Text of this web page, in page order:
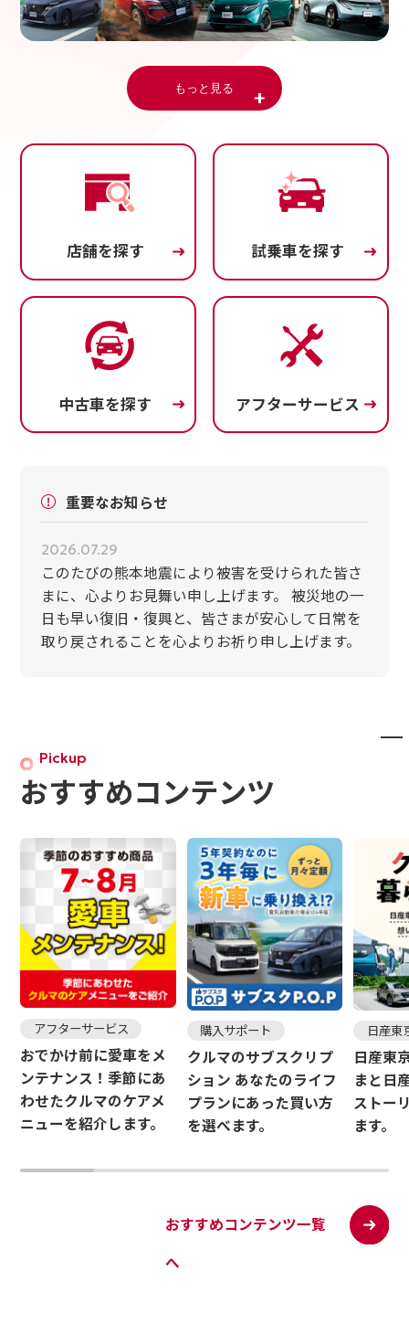
電子公告
自動車引取業登録通知書
金融商品販売の勧誘方針
価格協議に関する基本方針
ルノーNT販売
もっと見る
店舗を探す 試乗車を探す
中古車を探す アフターサービス
重要なお知らせ
2026.07.29
このたびの熊本地震により被害を受けられた皆さ
まに、心よりお見舞い申し上げます。 被災地の一
日も早い復旧・復興と、皆さまが安心して日常を
取り戻されることを心よりお祈り申し上げます。
Pickup
おすすめコンテンツ
アフターサービス
おでかけ前に愛車をメ
ンテナンス！季節にあ
わせたクルマのケアメ
ニューを紹介します。
購入サポート
クルマのサブスクリプ
ション あなたのライフ
プランにあった買い方
を選べます。
日産東
日産東
まと日
ストー
ます。
おすすめコンテンツ一覧
へ